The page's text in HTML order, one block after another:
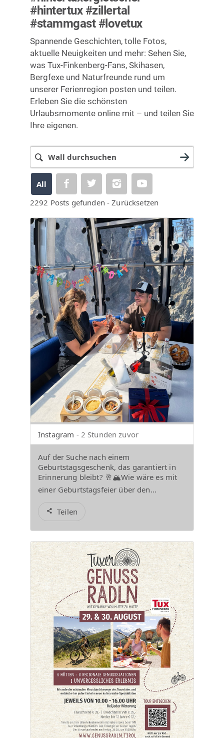
#hintertux #zillertal
#stammgast #lovetux
Spannende Geschichten, tolle Fotos,
aktuelle Neuigkeiten und mehr: Sehen Sie,
was Tux-Finkenberg-Fans, Skihasen,
Bergfexe und Naturfreunde rund um
unserer Ferienregion posten und teilen.
Erleben Sie die schönsten
Urlaubsmomente online mit – und teilen Sie
Ihre eigenen.
All
2292 Posts gefunden-Zurücksetzen
Instagram - 2 Stunden zuvor
Auf der Suche nach einem
Geburtstagsgeschenk, das garantiert in
Erinnerung bleibt? 🥂🏔️Wie wäre es mit
einer Geburtstagsfeier über den...
Teilen